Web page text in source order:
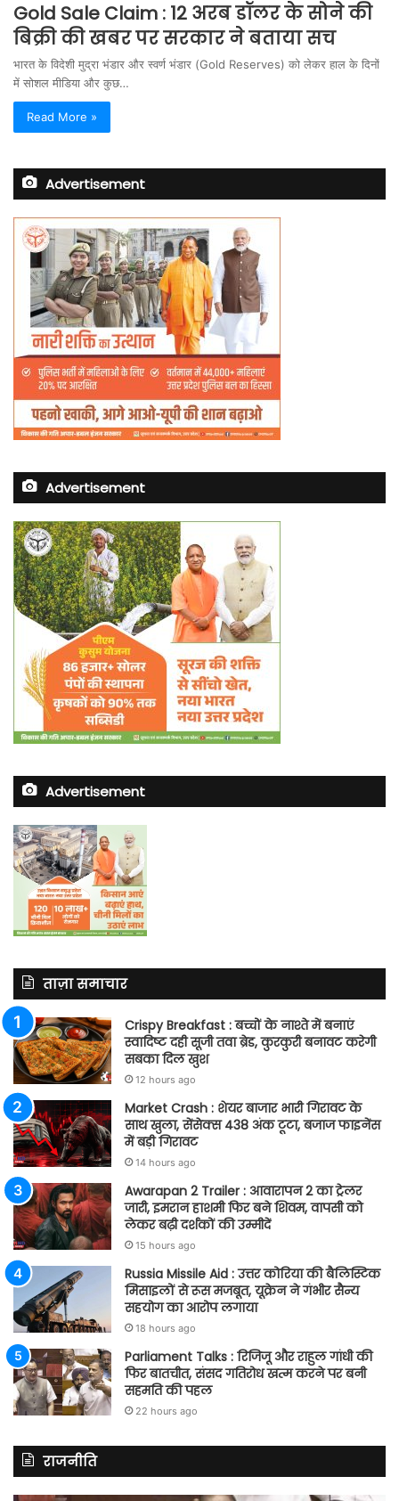
Gold Sale Claim : 12 अरब डॉलर के सोने की
बिक्री की खबर पर सरकार ने बताया सच
भारत के विदेशी मुद्रा भंडार और स्वर्ण भंडार (Gold Reserves) को लेकर हाल के दिनों
में सोशल मीडिया और कुछ…
Read More »
Advertisement
Advertisement
Advertisement
ताज़ा समाचार
Crispy Breakfast : बच्चों के नाश्ते में बनाएं
स्वादिष्ट दही सूजी तवा ब्रेड, कुरकुरी बनावट करेगी
सबका दिल खुश
12 hours ago
Market Crash : शेयर बाजार भारी गिरावट के
साथ खुला, सेंसेक्स 438 अंक टूटा, बजाज फाइनेंस
में बड़ी गिरावट
14 hours ago
Awarapan 2 Trailer : आवारापन 2 का ट्रेलर
जारी, इमरान हाशमी फिर बने शिवम, वापसी को
लेकर बढ़ी दर्शकों की उम्मीदें
15 hours ago
Russia Missile Aid : उत्तर कोरिया की बैलिस्टिक
मिसाइलों से रूस मजबूत, यूक्रेन ने गंभीर सैन्य
सहयोग का आरोप लगाया
18 hours ago
Parliament Talks : रिजिजू और राहुल गांधी की
फिर बातचीत, संसद गतिरोध खत्म करने पर बनी
सहमति की पहल
22 hours ago
राजनीति